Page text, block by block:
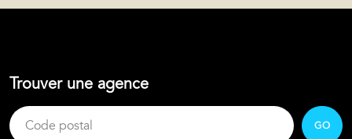
Trouver une agence
GO